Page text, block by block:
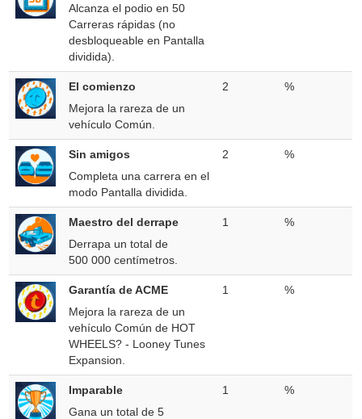
Alcanza el podio en 50
Carreras rápidas (no
desbloqueable en Pantalla
dividida).
El comienzo
Mejora la rareza de un
vehículo Común.
2 %
Sin amigos
Completa una carrera en el
modo Pantalla dividida.
2 %
Maestro del derrape
Derrapa un total de
500 000 centímetros.
1 %
Garantía de ACME
Mejora la rareza de un
vehículo Común de HOT
WHEELS? - Looney Tunes
Expansion.
1 %
Imparable
Gana un total de 5
1 %